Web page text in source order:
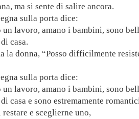
ma si sente di salire ancora.
sulla porta dice:
lavoro, amano i bambini, sono
casa.
la donna, “Posso difficilmente
sulla porta dice:
lavoro, amano i bambini, sono
casa e sono estremamente
e sceglierne uno,